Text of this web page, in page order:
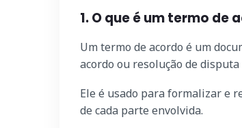
1. O que é um termo de
Um termo de acordo é um
acordo ou resolução de
Ele é usado para formalizar e
de cada parte envolvida.